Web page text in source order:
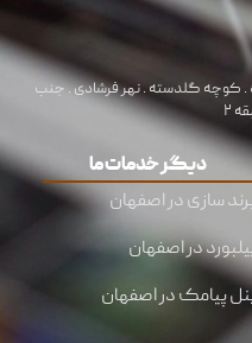
. کوچه گلدسته . نهر فرشادی . جنب
۲
دیگر خدمات ما
سازی در اصفهان
در اصفهان
پیامک در اصفهان